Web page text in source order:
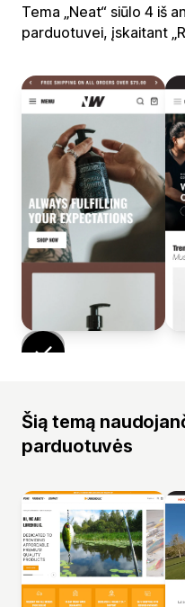
Tema „Neat“ siūlo 4 iš
parduotuvei, įskaitant
Šią temą
parduotuvės